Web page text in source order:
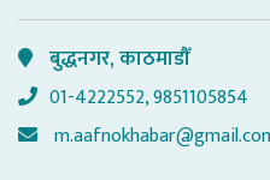
बुद्धनगर, काठमाडौँ
01-4222552, 9851105854